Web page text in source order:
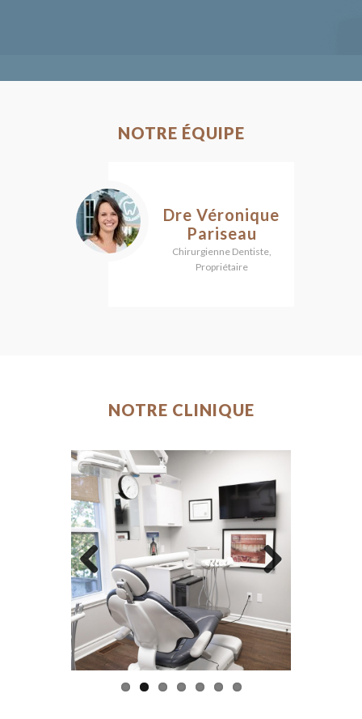
NOTRE ÉQUIPE
Dre Véronique
Pariseau
Chirurgienne Dentiste,
Propriétaire
NOTRE CLINIQUE
Previo
us